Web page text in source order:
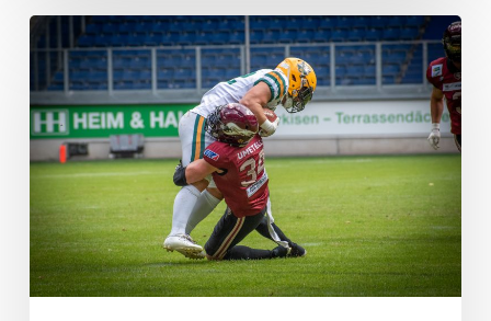
Ravens
nehmen
Liga-
erfahrenen
DB
unter
Vertrag